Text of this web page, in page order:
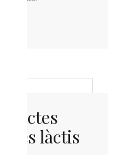
làctis